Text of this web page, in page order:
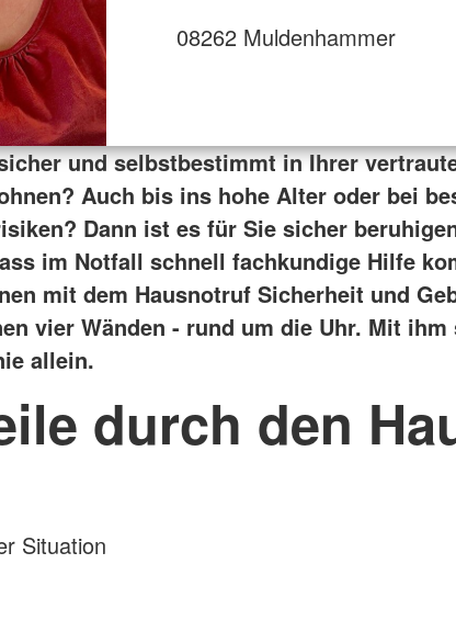
08262 Muldenhammer
und selbstbestimmt in Ihrer
Auch bis ins hohe Alter oder bei
Dann ist es für Sie sicher
im Notfall schnell fachkundige Hilfe
mit dem Hausnotruf Sicherheit und
vier Wänden - rund um die Uhr. Mit ihm
allein.
durch den
Situation